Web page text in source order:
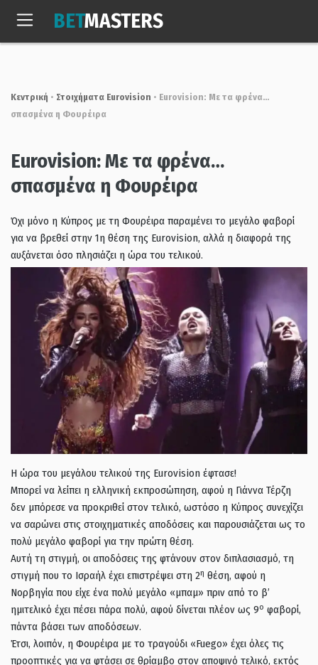
Πεμ, 6 Αυγ. 2026
BETMASTERS
Κεντρική • Στοιχήματα Eurovision • Eurovision: Με τα φρένα…
σπασμένα η Φουρέιρα
Eurovision: Με τα φρένα…
σπασμένα η Φουρέιρα
Όχι μόνο η Κύπρος με τη Φουρέιρα παραμένει το μεγάλο φαβορί
για να βρεθεί στην 1η θέση της Eurovision, αλλά η διαφορά της
αυξάνεται όσο πλησιάζει η ώρα του τελικού.
Η ώρα του μεγάλου τελικού της Eurovision έφτασε!
Μπορεί να λείπει η ελληνική εκπροσώπηση, αφού η Γιάννα Τέρζη
δεν μπόρεσε να προκριθεί στον τελικό, ωστόσο η Κύπρος συνεχίζει
να σαρώνει στις στοιχηματικές αποδόσεις και παρουσιάζεται ως το
πολύ μεγάλο φαβορί για την πρώτη θέση.
Αυτή τη στιγμή, οι αποδόσεις της φτάνουν στον διπλασιασμό, τη
στιγμή που το Ισραήλ έχει επιστρέψει στη 2η θέση, αφού η
Νορβηγία που είχε ένα πολύ μεγάλο «μπαμ» πριν από το β’
ημιτελικό έχει πέσει πάρα πολύ, αφού δίνεται πλέον ως 9ο φαβορί,
πάντα βάσει των αποδόσεων.
Έτσι, λοιπόν, η Φουρέιρα με το τραγούδι «Fuego» έχει όλες τις
προοπτικές για να φτάσει σε θρίαμβο στον αποψινό τελικό, εκτός